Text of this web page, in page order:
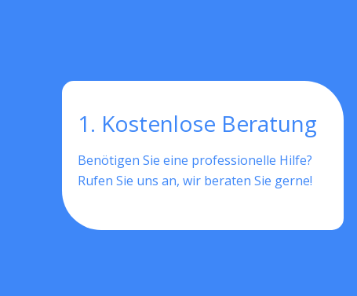
1. Kostenlose Beratung
Benötigen Sie eine professionelle Hilfe?
Rufen Sie uns an, wir beraten Sie gerne!